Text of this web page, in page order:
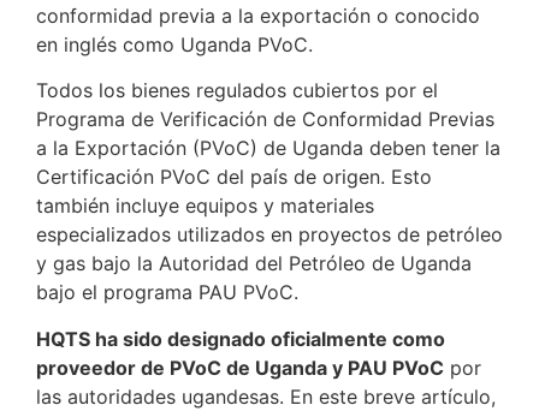
conformidad previa a la exportación o conocido
en inglés como Uganda PVoC.
Todos los bienes regulados cubiertos por el
Programa de Verificación de Conformidad Previas
a la Exportación (PVoC) de Uganda deben tener la
Certificación PVoC del país de origen. Esto
también incluye equipos y materiales
especializados utilizados en proyectos de petróleo
y gas bajo la Autoridad del Petróleo de Uganda
bajo el programa PAU PVoC.
HQTS ha sido designado oficialmente como
proveedor de PVoC de Uganda y PAU PVoC por
las autoridades ugandesas. En este breve artículo,